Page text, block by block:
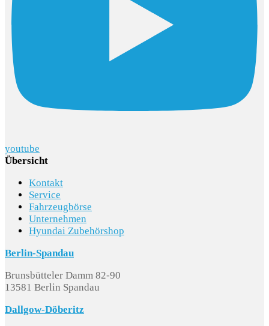
youtube
Übersicht
Kontakt
Service
Fahrzeugbörse
Unternehmen
Hyundai Zubehörshop
Berlin-Spandau
Brunsbütteler Damm 82-90
13581 Berlin Spandau
Dallgow-Döberitz